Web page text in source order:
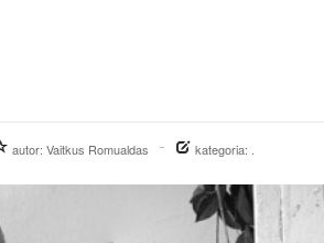
autor: Vaitkus Romualdas kategoria: .